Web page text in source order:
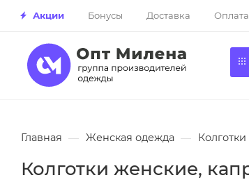
Акции Бонусы Доставка Оплата
Главная — Женская одежда — Колготки
Колготки женские,